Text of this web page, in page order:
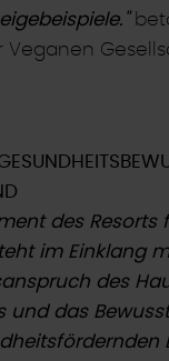
Veganen
des Resorts
im Einklang
des
und das